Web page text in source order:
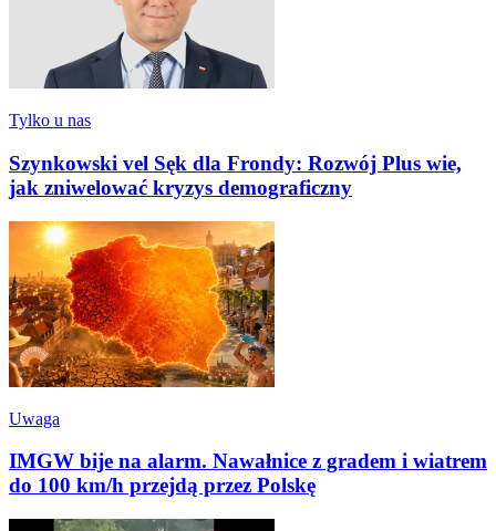
Tylko u nas
Szynkowski vel Sęk dla Frondy: Rozwój Plus wie,
jak zniwelować kryzys demograficzny
Uwaga
IMGW bije na alarm. Nawałnice z gradem i wiatrem
do 100 km/h przejdą przez Polskę